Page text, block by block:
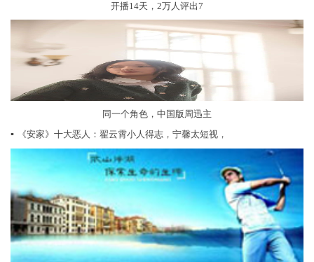
开播14天，2万人评出7
同一个角色，中国版周迅主
▪
《安家》十大恶人：翟云霄小人得志，宁馨太短视，